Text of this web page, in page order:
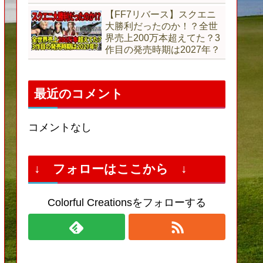
【FF7リバース】スクエニ
大勝利だったのか！？全世
界売上200万本超えてた？3
作目の発売時期は2027年？
最近のコメント
コメントなし
↓ フォローはここから ↓
Colorful Creationsをフォローする